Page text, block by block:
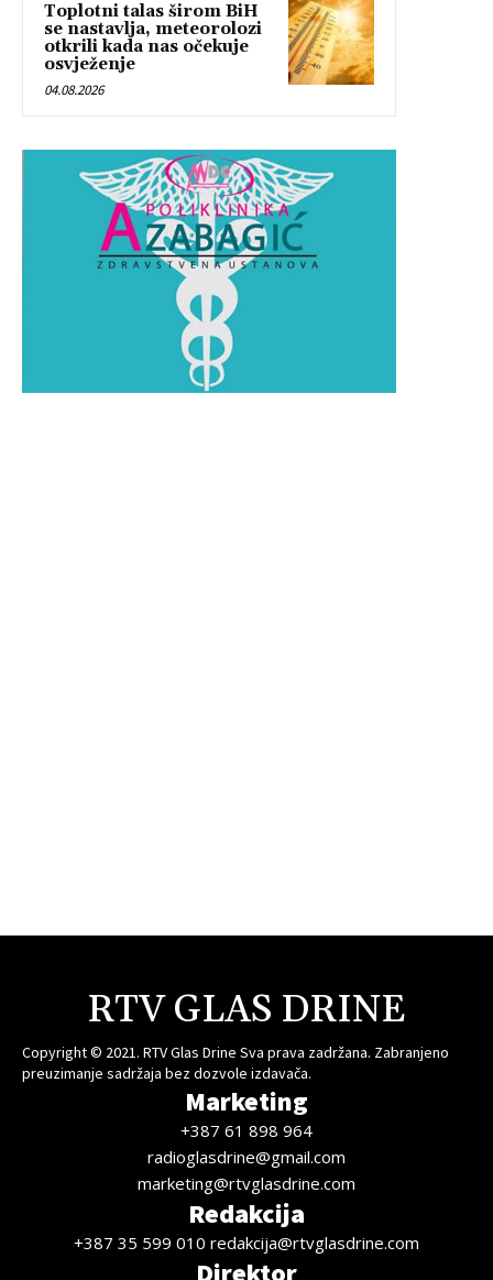
Toplotni talas širom BiH
se nastavlja, meteorolozi
otkrili kada nas očekuje
osvježenje
04.08.2026
RTV GLAS DRINE
Copyright © 2021. RTV Glas Drine Sva prava zadržana. Zabranjeno
preuzimanje sadržaja bez dozvole izdavača.
Marketing
+387 61 898 964
radioglasdrine@gmail.com
marketing@rtvglasdrine.com
Redakcija
+387 35 599 010 redakcija@rtvglasdrine.com
Direktor